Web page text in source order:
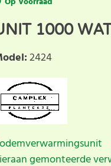
1000
:2424
gemonteerde